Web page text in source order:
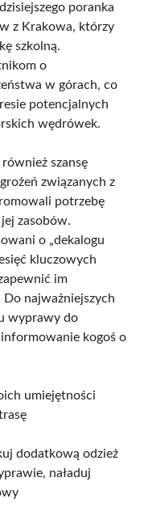
poranka
z Krakowa, którzy
szkolną.
o
w górach, co
potencjalnych
wędrówek.
szansę
związanych z
potrzebę
zasobów.
o „dekalogu
kluczowych
im
najważniejszych
wyprawy do
kogoś o
umiejętności
dodatkową odzież
naładuj